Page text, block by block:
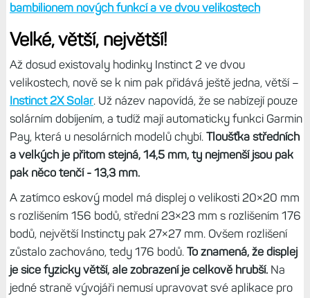
bambilionem nových funkcí a ve dvou velikostech
Velké, větší, největší!
Až dosud existovaly hodinky Instinct 2 ve dvou
velikostech, nově se k nim pak přidává ještě jedna, větší –
Instinct 2X Solar. Už název napovídá, že se nabízejí pouze
solárním dobíjením, a tudíž mají automaticky funkci Garmin
Pay, která u nesolárních modelů chybí. Tloušťka středních
a velkých je přitom stejná, 14,5 mm, ty nejmenší jsou pak
pak něco tenčí - 13,3 mm.
A zatímco eskový model má displej o velikosti 20×20 mm
s rozlišením 156 bodů, střední 23×23 mm s rozlišením 176
bodů, největší Instincty pak 27×27 mm. Ovšem rozlišení
zůstalo zachováno, tedy 176 bodů. To znamená, že displej
je sice fyzicky větší, ale zobrazení je celkově hrubší.Na
jedné straně vývojáři nemusí upravovat své aplikace pro